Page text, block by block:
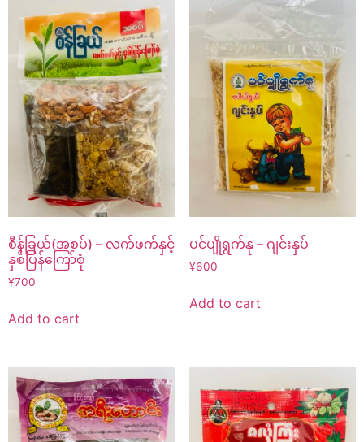
စီန်ခြယ်(အစပ်) – လက်ဖက်နှင့်
နှစ်ပြန်ကြော်စုံ
¥700
Add to cart
ပင်ပျိုရွက်နု – ဂျင်းနှပ်
¥600
Add to cart